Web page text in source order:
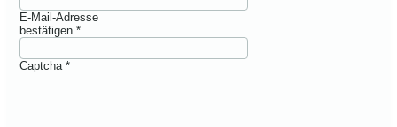
E-Mail-Adresse
bestätigen *
Captcha*